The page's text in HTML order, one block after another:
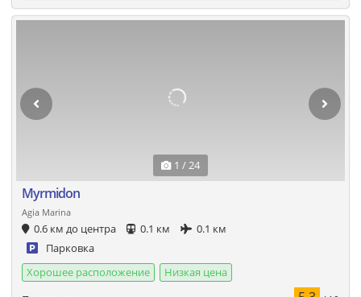
1 / 24
Myrmidon
Agia Marina
0.6 км до центра 0.1 км
0.1 км
Парковка
Хорошее расположение
Низкая цена